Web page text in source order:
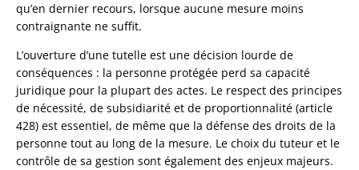
qu’en dernier recours, lorsque aucune mesure moins
contraignante ne suffit.
L’ouverture d’une tutelle est une décision lourde de
conséquences : la personne protégée perd sa capacité
juridique pour la plupart des actes. Le respect des principes
de nécessité, de subsidiarité et de proportionnalité (article
428) est essentiel, de même que la défense des droits de la
personne tout au long de la mesure. Le choix du tuteur et le
contrôle de sa gestion sont également des enjeux majeurs.